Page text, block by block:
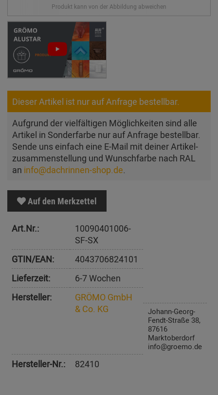
Dieser Artikel ist nur auf Anfrage bestellbar.
Aufgrund der vielfältigen Möglichkeiten sind alle
Artikel in Sonderfarbe nur auf Anfrage bestellbar.
Sende uns einfach eine E-Mail mit deiner Artikel­
zusam­men­stellung und Wunschfarbe nach RAL
an info@dachrinnen-shop.de.
Auf den Merkzettel
Art.Nr.:
10090401006-
SF-SX
GTIN/EAN:
4043706824101
Lieferzeit:
6-7 Wochen
Hersteller:
GRÖMO GmbH
& Co. KG
Johann-Georg-
Fendt-Straße 38,
87616
Marktoberdorf
info@groemo.de
Hersteller-Nr.: 82410